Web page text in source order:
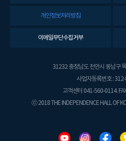
개인정보처리방침
이메일무단수집거부
31232 충청남도 천안시 동남구
사업자등록번호 :
고객센터 041-560-0114.
ⓒ 2018 THE INDEPENDENCE HALL OF